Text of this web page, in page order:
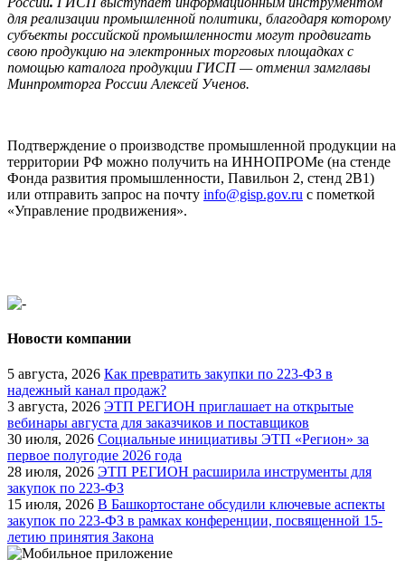
для реализации промышленной политики, благодаря которому
субъекты российской промышленности могут продвигать
свою продукцию на электронных торговых площадках с
помощью каталога продукции ГИСП — отменил замглавы
Минпромторга России Алексей Ученов.
Подтверждение о производстве промышленной продукции на
территории РФ можно получить на ИННОПРОМе (на стенде
Фонда развития промышленности, Павильон 2, стенд 2В1)
или отправить запрос на почту info@gisp.gov.ru с пометкой
«Управление продвижения».
Новости компании
5 августа, 2026 Как превратить закупки по 223-ФЗ в
надежный канал продаж?
3 августа, 2026 ЭТП РЕГИОН приглашает на открытые
вебинары августа для заказчиков и поставщиков
30 июля, 2026 Социальные инициативы ЭТП «Регион» за
первое полугодие 2026 года
28 июля, 2026 ЭТП РЕГИОН расширила инструменты для
закупок по 223-ФЗ
15 июля, 2026 В Башкортостане обсудили ключевые аспекты
закупок по 223-ФЗ в рамках конференции, посвященной 15-
летию принятия Закона